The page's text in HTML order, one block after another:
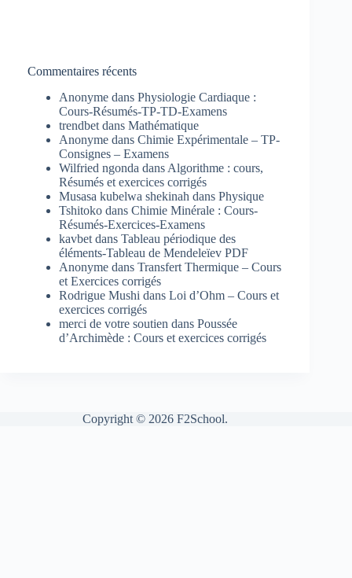
Commentaires récents
Anonyme dans Physiologie Cardiaque :
Cours-Résumés-TP-TD-Examens
trendbet dans Mathématique
Anonyme dans Chimie Expérimentale – TP-
Consignes – Examens
Wilfried ngonda dans Algorithme : cours,
Résumés et exercices corrigés
Musasa kubelwa shekinah dans Physique
Tshitoko dans Chimie Minérale : Cours-
Résumés-Exercices-Examens
kavbet dans Tableau périodique des
éléments-Tableau de Mendeleïev PDF
Anonyme dans Transfert Thermique – Cours
et Exercices corrigés
Rodrigue Mushi dans Loi d’Ohm – Cours et
exercices corrigés
merci de votre soutien dans Poussée
d’Archimède : Cours et exercices corrigés
Copyright © 2026 F2School.